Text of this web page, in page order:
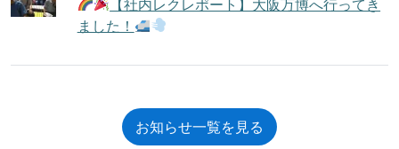
ました！
お知らせ一覧を見る